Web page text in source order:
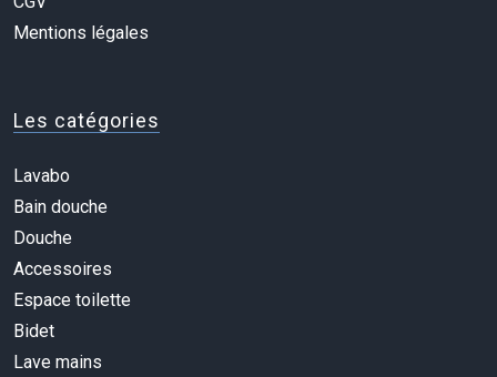
Mentions légales
Les catégories
Lavabo
Bain douche
Douche
Accessoires
Espace toilette
Bidet
Lave mains